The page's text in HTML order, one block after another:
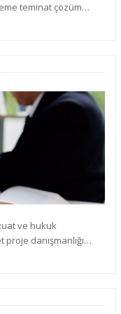
teminat çözüm…
ve hukuk
proje danışmanlığı…